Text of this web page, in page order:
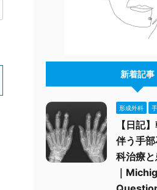
新着記事
形成外科
【日記
伴う手
科治療
｜